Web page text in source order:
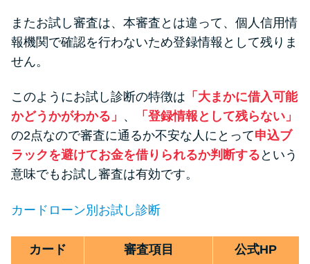
またお試し審査は、本審査とは違って、個人信用情
報機関で確認を行わないため登録情報として残りま
せん。
このようにお試し診断の特徴は 「大まかに借入可能
かどうかがわかる」 、
「登録情報として残らない」
の2点なので審査に通るか不安な人にとって申込ブ
ラックを避けてお金を借りられるか判断する という
意味でもお試し審査は有効です。
カードローン別お試し診断
カード
審査項目 公式HP